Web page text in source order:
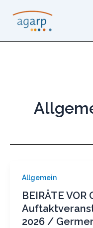
Inhalt
springen
Allgemein
BEIRÄTE VOR
2026 /